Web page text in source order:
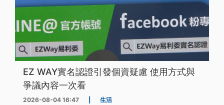
EZ WAY實名認證引發個資疑慮 使用方式與
爭議內容一次看
2026-08-04 16:47 生活